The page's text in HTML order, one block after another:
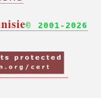
© 2001-2026